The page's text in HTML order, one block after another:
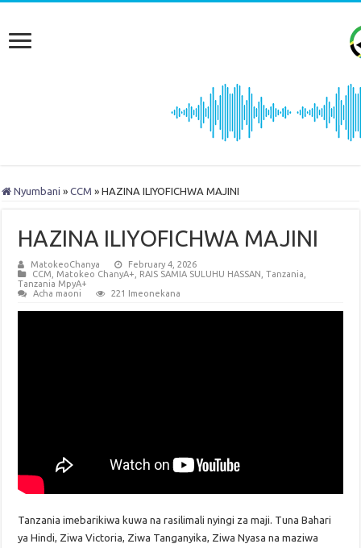
Nyumbani » CCM » HAZINA ILIYOFICHWA MAJINI
HAZINA ILIYOFICHWA MAJINI
MatokeoChanya
February 4, 2026
CCM
Matokeo ChanyA+ RAIS SAMIA SULUHU HASSAN ,Tanzania
Tanzania MpyA+
Acha maoni
221 Imeonekana
Tanzania imebarikiwa kuwa na rasilimali nyingi za maji. Tuna Bahari
ya Hindi, Ziwa Victoria, Ziwa Tanganyika, Ziwa Nyasa na maziwa